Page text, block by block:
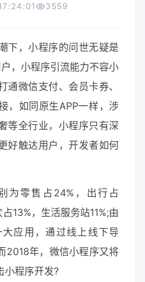
3559
下，小程序的问世无疑是
，小程序引流能力不容小
通微信支付、会员卡券、
，如同原生APP一样，涉
等全行业，小程序只有深
好触达用户，开发者如何
为零售占24%，出行占
13%，生活服务站11%;由
应用，通过线上线下导
2018年，微信小程序又将
小程序开发?